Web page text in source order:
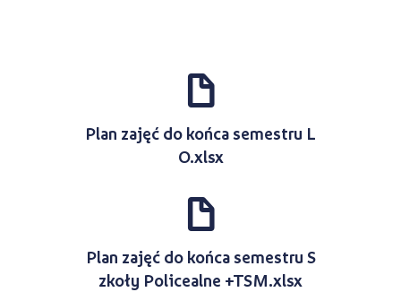
d
Plan zajęć do końca semestru L
O.xlsx
d
Plan zajęć do końca semestru S
zkoły Policealne +TSM.xlsx